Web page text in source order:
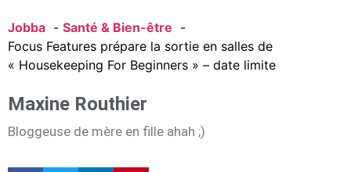
Jobba
Santé & Bien-être
Focus Features prépare la sortie en salles de
« Housekeeping For Beginners » – date limite
Maxine Routhier
Bloggeuse de mère en fille ahah ;)